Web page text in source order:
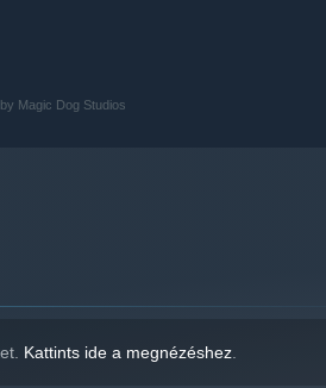
the StreamingAssets folder located
Magic Dog Studios
Kattints ide a megnézéshez.